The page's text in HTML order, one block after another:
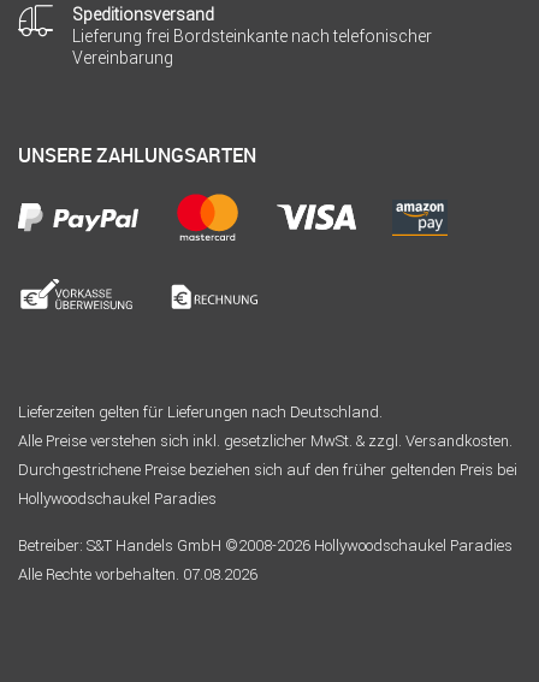
Speditionsversand
Lieferung frei Bordsteinkante nach telefonischer
Vereinbarung
UNSERE ZAHLUNGSARTEN
Lieferzeiten gelten für Lieferungen nach Deutschland.
Alle Preise verstehen sich inkl. gesetzlicher MwSt. & zzgl. Versandkosten.
Durchgestrichene Preise beziehen sich auf den früher geltenden Preis bei
Hollywoodschaukel Paradies
Betreiber: S&T Handels GmbH ©2008-2026 Hollywoodschaukel Paradies
Alle Rechte vorbehalten. 07.08.2026